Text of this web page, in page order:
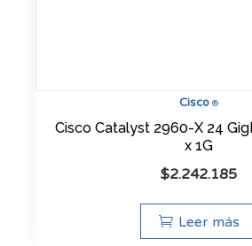
Cisco ®
Cisco Catalyst 2960-X 24
x 1G
$2.242.185
Leer más